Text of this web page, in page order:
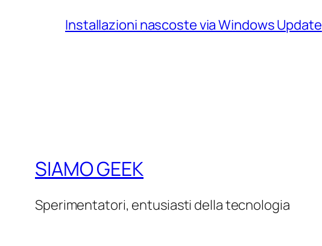
Installazioni nascoste via Windows Update
SIAMO GEEK
Sperimentatori, entusiasti della tecnologia